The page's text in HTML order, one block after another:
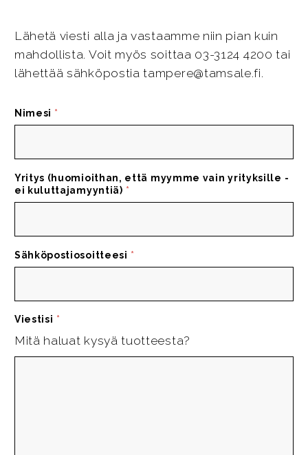
Lähetä viesti alla ja vastaamme niin pian kuin
mahdollista. Voit myös soittaa 03-3124 4200 tai
lähettää sähköpostia tampere@tamsale.fi.
Nimesi *
Yritys (huomioithan, että myymme vain yrityksille -
ei kuluttajamyyntiä) *
Sähköpostiosoitteesi *
Viestisi *
Mitä haluat kysyä tuotteesta?